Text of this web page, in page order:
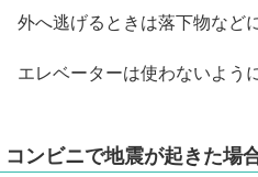
外へ逃げるときは落下物など
エレベーターは使わないよう
コンビニで地震が起きた場